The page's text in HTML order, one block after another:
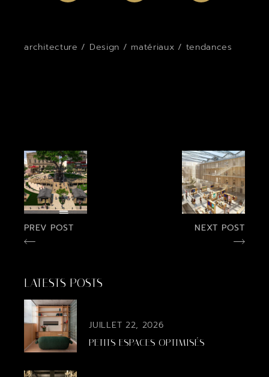
architecture / Design / matériaux / tendances
PREV POST NEXT POST
LATESTS POSTS
JUILLET 22, 2026
PETITS ESPACES OPTIMISÉS